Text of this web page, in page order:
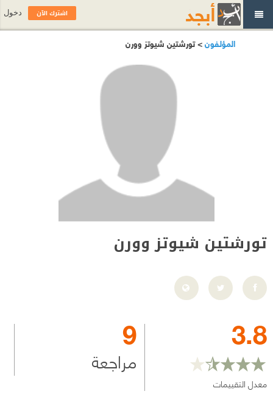
المؤلفون> تورشتين شيوتز وورن
تورشتين شيوتز وورن
3.8
معدل التقييمات
9
مراجعة
اشترك الآن دخول